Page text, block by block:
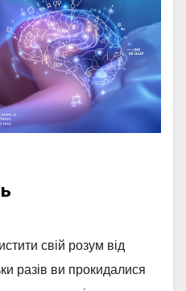
свій розум від
разів ви прокидалися